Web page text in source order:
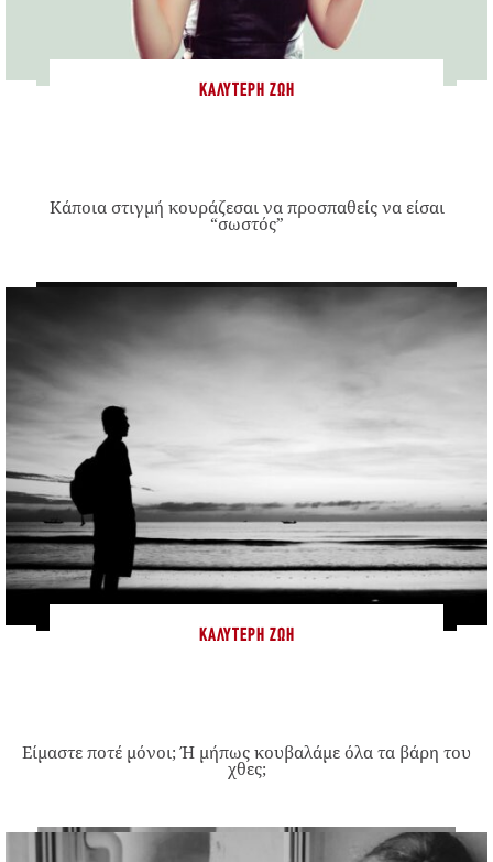
ΚΑΛΎΤΕΡΗ ΖΩΉ
Κάποια στιγμή κουράζεσαι να προσπαθείς να είσαι
“σωστός”
ΚΑΛΎΤΕΡΗ ΖΩΉ
Είμαστε ποτέ μόνοι; Ή μήπως κουβαλάμε όλα τα βάρη του
χθες;